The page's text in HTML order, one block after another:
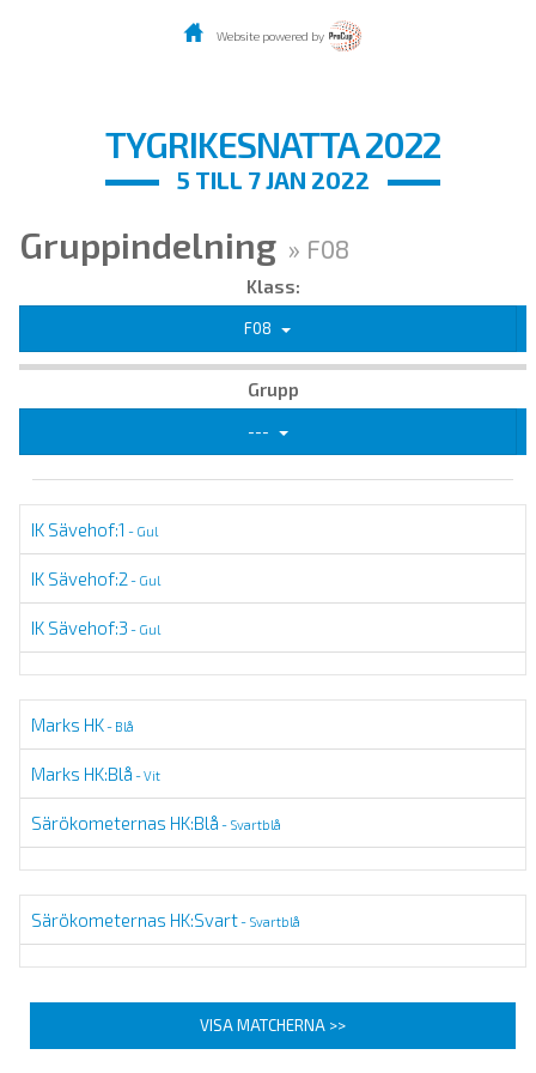
Website powered by
TYGRIKESNATTA 2022
5 TILL 7 JAN 2022
Gruppindelning » F08
Klass:
F08
Grupp
---
IK Sävehof:1 - Gul
IK Sävehof:2 - Gul
IK Sävehof:3 - Gul
Marks HK- Blå
Marks HK:Blå - Vit
Särökometernas HK:Blå - Svartblå
Särökometernas HK:Svart- Svartblå
VISA MATCHERNA >>